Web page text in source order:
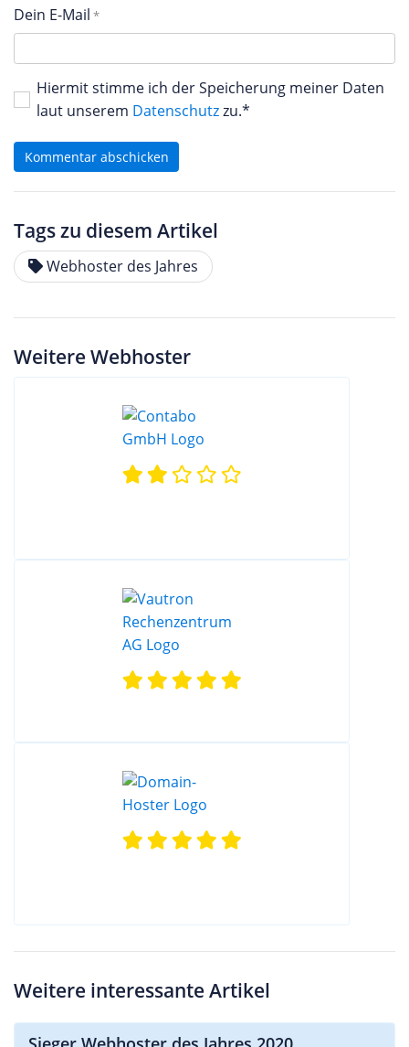
Dein E-Mail
Hiermit stimme ich der Speicherung meiner Daten
laut unserem Datenschutzzu.*
Kommentar abschicken
Tags zu diesem Artikel
Webhoster des Jahres
Weitere Webhoster
Weitere interessante Artikel